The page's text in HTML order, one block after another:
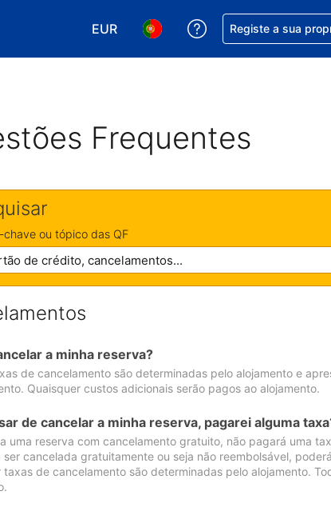
EUR
Escolha a sua moeda. A sua moeda
Escolha o seu idioma. O seu
Obtenha ajuda
Registe a sua
Frequentes
chave ou tópico das QF
a minha reserva?
de cancelamento são determinadas pelo alojamento e
Quaisquer custos adicionais serão pagos ao alojamento.
de cancelar a minha reserva, pagarei alguma
uma reserva com cancelamento gratuito, não pagará uma
ser cancelada gratuitamente ou seja não reembolsável,
taxas de cancelamento são determinadas pelo alojamento.